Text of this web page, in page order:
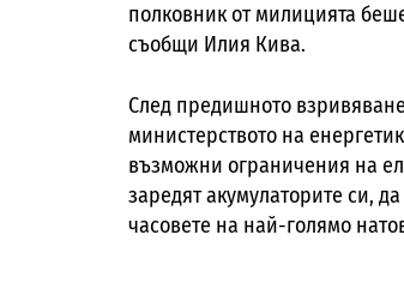
полковник от милицията
съобщи Илия Кива.
След предишното
министерството на
възможни ограничения на
заредят акумулаторите си,
часовете на най-голямо